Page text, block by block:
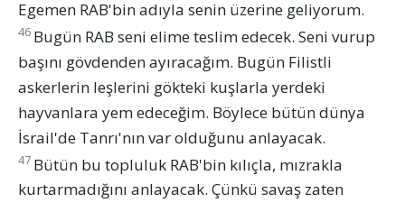
Egemen RAB'bin adıyla senin üzerine geliyorum.
46 Bugün RAB seni elime teslim edecek. Seni vurup
başını gövdenden ayıracağım. Bugün Filistli
askerlerin leşlerini gökteki kuşlarla yerdeki
hayvanlara yem edeceğim. Böylece bütün dünya
İsrail'de Tanrı'nın var olduğunu anlayacak.
47 Bütün bu topluluk RAB'bin kılıçla, mızrakla
kurtarmadığını anlayacak. Çünkü savaş zaten